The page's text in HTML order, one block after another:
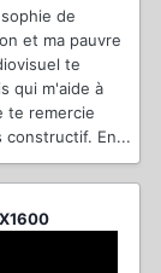
de
et ma pauvre
te
qui m'aide à
te remercie
constructif. En...